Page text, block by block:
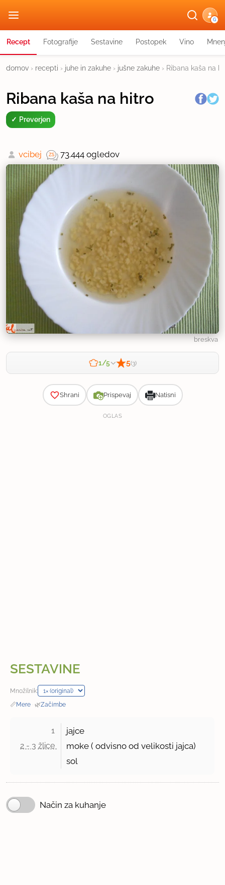
G
Recept Fotografije Sestavine Postopek Vino
domov › recepti › juhe in zakuhe › jušne zakuhe › Ribana kaša na
Ribana kaša na hitro
Preverjen
vcibej 73.444 ogledov
breskva
1/5 5(3)
Shrani Prispevaj Natisni
OGLAS
SESTAVINE
Množilnik:
📏Mere · 🌿Začimbe
1 jajce
2 - 3 žlice
moke ( odvisno od velikosti jajca)
sol
Način za kuhanje